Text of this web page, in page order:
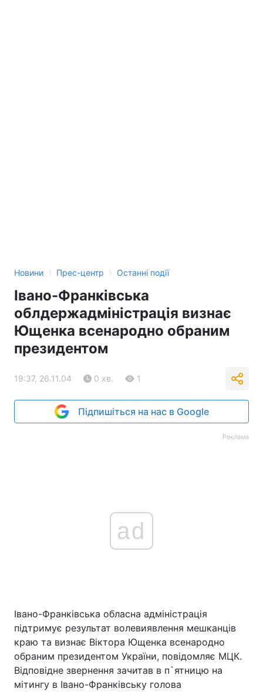
Новини › Прес-центр › Останні події
Івано-Франківська
облдержадміністрація визнає
Ющенка всенародно обраним
президентом
19:37, 26.11.04 0 хв. 1
Підпишіться на нас в Google
Реклама
ad
Івано-Франківська обласна адміністрація
підтримує результат волевиявлення мешканців
краю та визнає Віктора Ющенка всенародно
обраним президентом України, повідомляє МЦК.
Відповідне звернення зачитав в п`ятницю на
мітингу в Івано-Франківську голова